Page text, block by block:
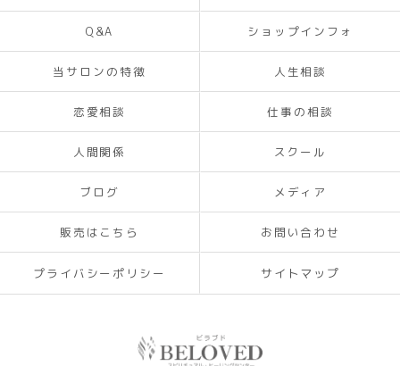
Q&A ショップインフォ
当サロンの特徴 人生相談
恋愛相談 仕事の相談
人間関係 スクール
ブログ メディア
販売はこちら お問い合わせ
プライバシーポリシー サイトマップ